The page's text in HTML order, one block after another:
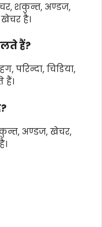
शकुन्त, अण्डज,
है।
हैं?
परिन्दा, चिडिया,
हैं।
अण्डज, खेचर,